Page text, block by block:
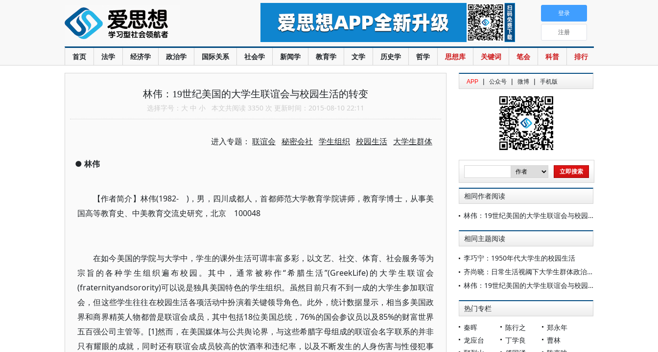
首页 法学 经济学 政治学 国际关系 社会学 新闻学 教育学 文学 历史学 哲学 思想库 关键词 笔会 科普 排行
登录
注册
林伟：19世纪美国的大学生联谊会与校园生活的转变
选择字号： 大 中 小 本文共阅读 3350 次 更新时间：2015-08-10 22:11
进入专题： 联谊会 秘密会社 学生组织 校园生活 大学生群体
●林伟
【作者简介】林伟(1982- )，男，四川成都人，首都师范大学教育学院讲师，教育学博士，从事美
国高等教育史、中美教育交流史研究，北京 100048
在如今美国的学院与大学中，学生的课外生活可谓丰富多彩，以文艺、社交、体育、社会服务等为
宗旨的各种学生组织遍布校园。其中，通常被称作“希腊生活”(GreekLife)的大学生联谊会
(fraternityandsorority)可以说是独具美国特色的学生组织。虽然目前只有不到一成的大学生参加联谊
会，但这些学生往往在校园生活各项活动中扮演着关键领导角色。此外，统计数据显示，相当多美国政
界和商界精英人物都曾是联谊会成员，其中包括18位美国总统，76%的国会参议员以及85%的财富世界
五百强公司主管等。[1]然而，在美国媒体与公共舆论界，与这些希腊字母组成的联谊会名字联系的并非
只有耀眼的成就，同时还有联谊会成员较高的饮酒率和违纪率，以及不断发生的人身伤害与性侵犯事
APP | 公众号 | 微博 | 手机版
相同作者阅读
林伟：19世纪美国的大学生联谊会与校园生活的转变
相同主题阅读
李巧宁：1950年代大学生的校园生活
齐尚晓：日常生活视阈下大学生群体政治态度生成研究
林伟：19世纪美国的大学生联谊会与校园生活的转变
热门专栏
秦晖 陈行之
郑永年
龙应台
丁学良
曹林